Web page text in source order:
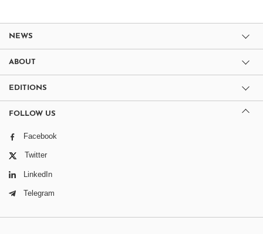
NEWS
ABOUT
EDITIONS
FOLLOW US
Facebook
Twitter
LinkedIn
Telegram